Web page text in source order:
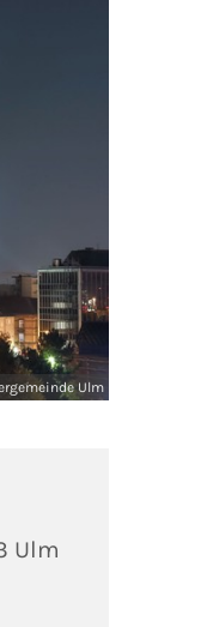
Ulm
Ulm